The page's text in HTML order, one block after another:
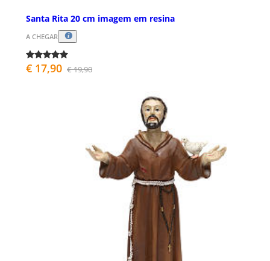
Santa Rita 20 cm imagem em resina
A CHEGAR
€ 17,90 € 19,90